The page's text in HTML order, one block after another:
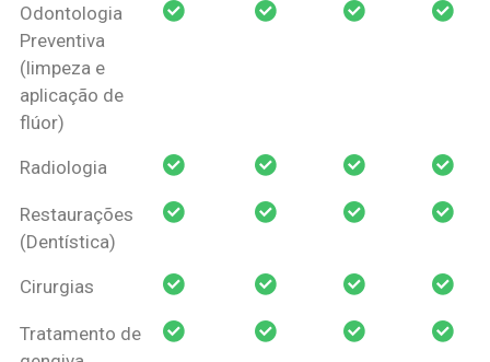
Odontologia
Preventiva
(limpeza e
aplicação de
flúor)
Radiologia
Restaurações
(Dentística)
Cirurgias
Tratamento de